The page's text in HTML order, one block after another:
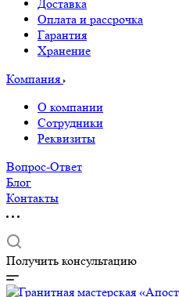
Доставка
Оплата и рассрочка
Гарантия
Хранение
Компания
О компании
Сотрудники
Реквизиты
Вопрос-Ответ
Блог
Контакты
Получить консультацию